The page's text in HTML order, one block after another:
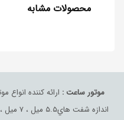
محصولات مشابه
موتور ساعت : ارائه كننده